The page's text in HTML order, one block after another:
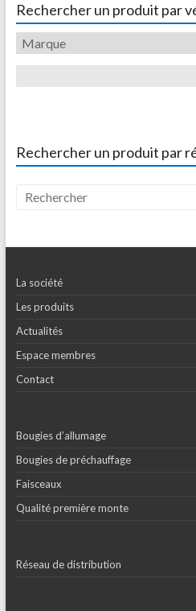
Rechercher un produit par
Rechercher un produit par
La société
Les produits
Actualités
Espace membres
Contact
Bougies d’allumage
Bougies de préchauffage
Faisceaux
Qualité première monte
Réseau de distribution